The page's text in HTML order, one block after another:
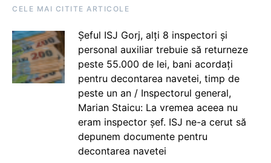
CELE MAI CITITE ARTICOLE
Șeful ISJ Gorj, alți 8 inspectori și
personal auxiliar trebuie să returneze
peste 55.000 de lei, bani acordați
pentru decontarea navetei, timp de
peste un an / Inspectorul general,
Marian Staicu: La vremea aceea nu
eram inspector șef. ISJ ne-a cerut să
depunem documente pentru
decontarea navetei